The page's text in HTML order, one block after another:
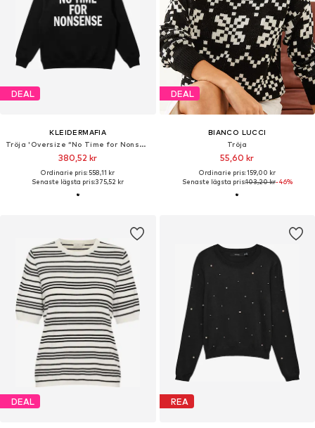
DEAL
KLEIDERMAFIA
Tröja 'Oversize “No Time for Nonsense” Hoodie - Black and White'
380,52 kr
Ordinarie pris: 558,11 kr
Senaste lägsta pris:375,52 kr
DEAL
BIANCO LUCCI
Tröja
55,60 kr
Ordinarie pris: 159,00 kr
Senaste lägsta pris:103,20 kr-46%
DEAL REA